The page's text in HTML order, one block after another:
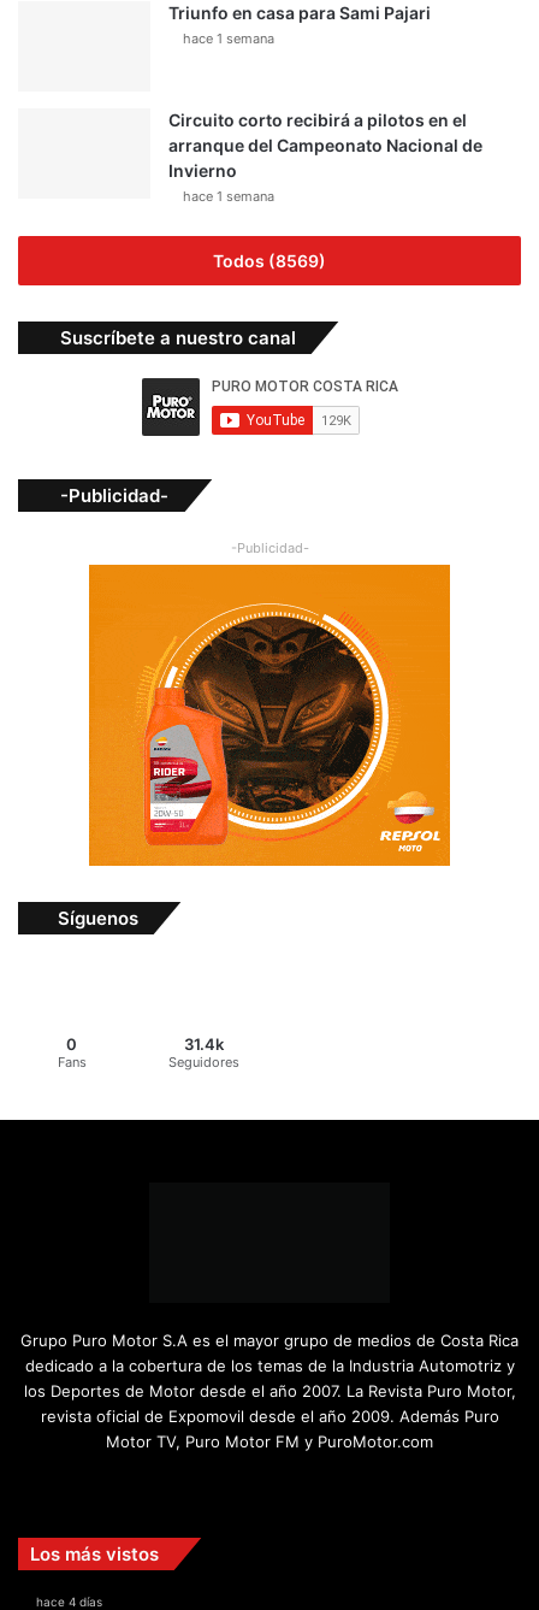
Triunfo en casa para Sami Pajari
hace 1 semana
Circuito corto recibirá a pilotos en el
arranque del Campeonato Nacional de
Invierno
hace 1 semana
Todos (8569)
Suscríbete a nuestro canal
-Publicidad-
-Publicidad-
Síguenos
0
Fans
31.4k
Seguidores
Grupo Puro Motor S.A es el mayor grupo de medios de Costa Rica
dedicado a la cobertura de los temas de la Industria Automotriz y
los Deportes de Motor desde el año 2007. La Revista Puro Motor,
revista oficial de Expomovil desde el año 2009. Además Puro
Motor TV, Puro Motor FM y PuroMotor.com
Los más vistos
hace 4 días